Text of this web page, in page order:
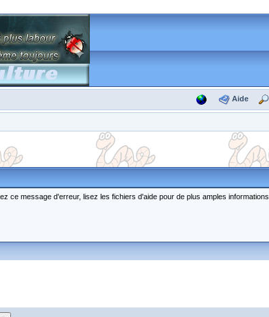
Aide
ce message d'erreur, lisez les fichiers d'aide pour de plus amples informations.